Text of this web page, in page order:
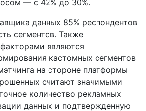
— с 42% до 30%.
данных 85% респондентов
сегментов. Также
являются
кастомных сегментов
на стороне платформы
считают значимыми
количество рекламных
данных и подтвержденную